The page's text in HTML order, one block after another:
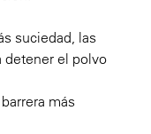
suciedad, las
detener el polvo
más